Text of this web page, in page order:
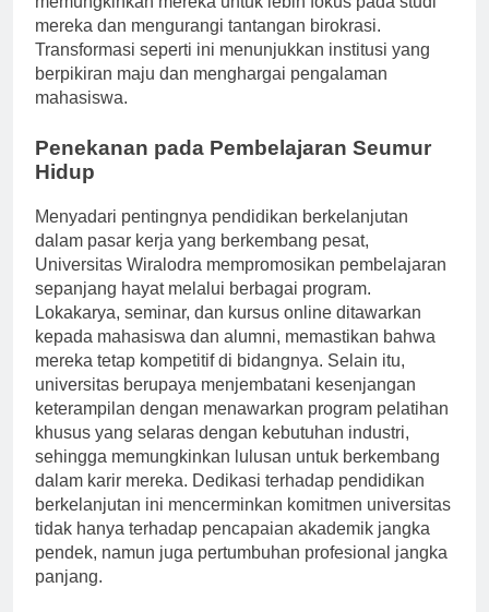
memungkinkan mereka untuk lebih fokus pada studi
mereka dan mengurangi tantangan birokrasi.
Transformasi seperti ini menunjukkan institusi yang
berpikiran maju dan menghargai pengalaman
Penekanan pada Pembelajaran Seumur
Menyadari pentingnya pendidikan berkelanjutan
dalam pasar kerja yang berkembang pesat,
Universitas Wiralodra mempromosikan pembelajaran
sepanjang hayat melalui berbagai program.
Lokakarya, seminar, dan kursus online ditawarkan
kepada mahasiswa dan alumni, memastikan bahwa
mereka tetap kompetitif di bidangnya. Selain itu,
universitas berupaya menjembatani kesenjangan
keterampilan dengan menawarkan program pelatihan
khusus yang selaras dengan kebutuhan industri,
sehingga memungkinkan lulusan untuk berkembang
dalam karir mereka. Dedikasi terhadap pendidikan
berkelanjutan ini mencerminkan komitmen universitas
tidak hanya terhadap pencapaian akademik jangka
pendek, namun juga pertumbuhan profesional jangka